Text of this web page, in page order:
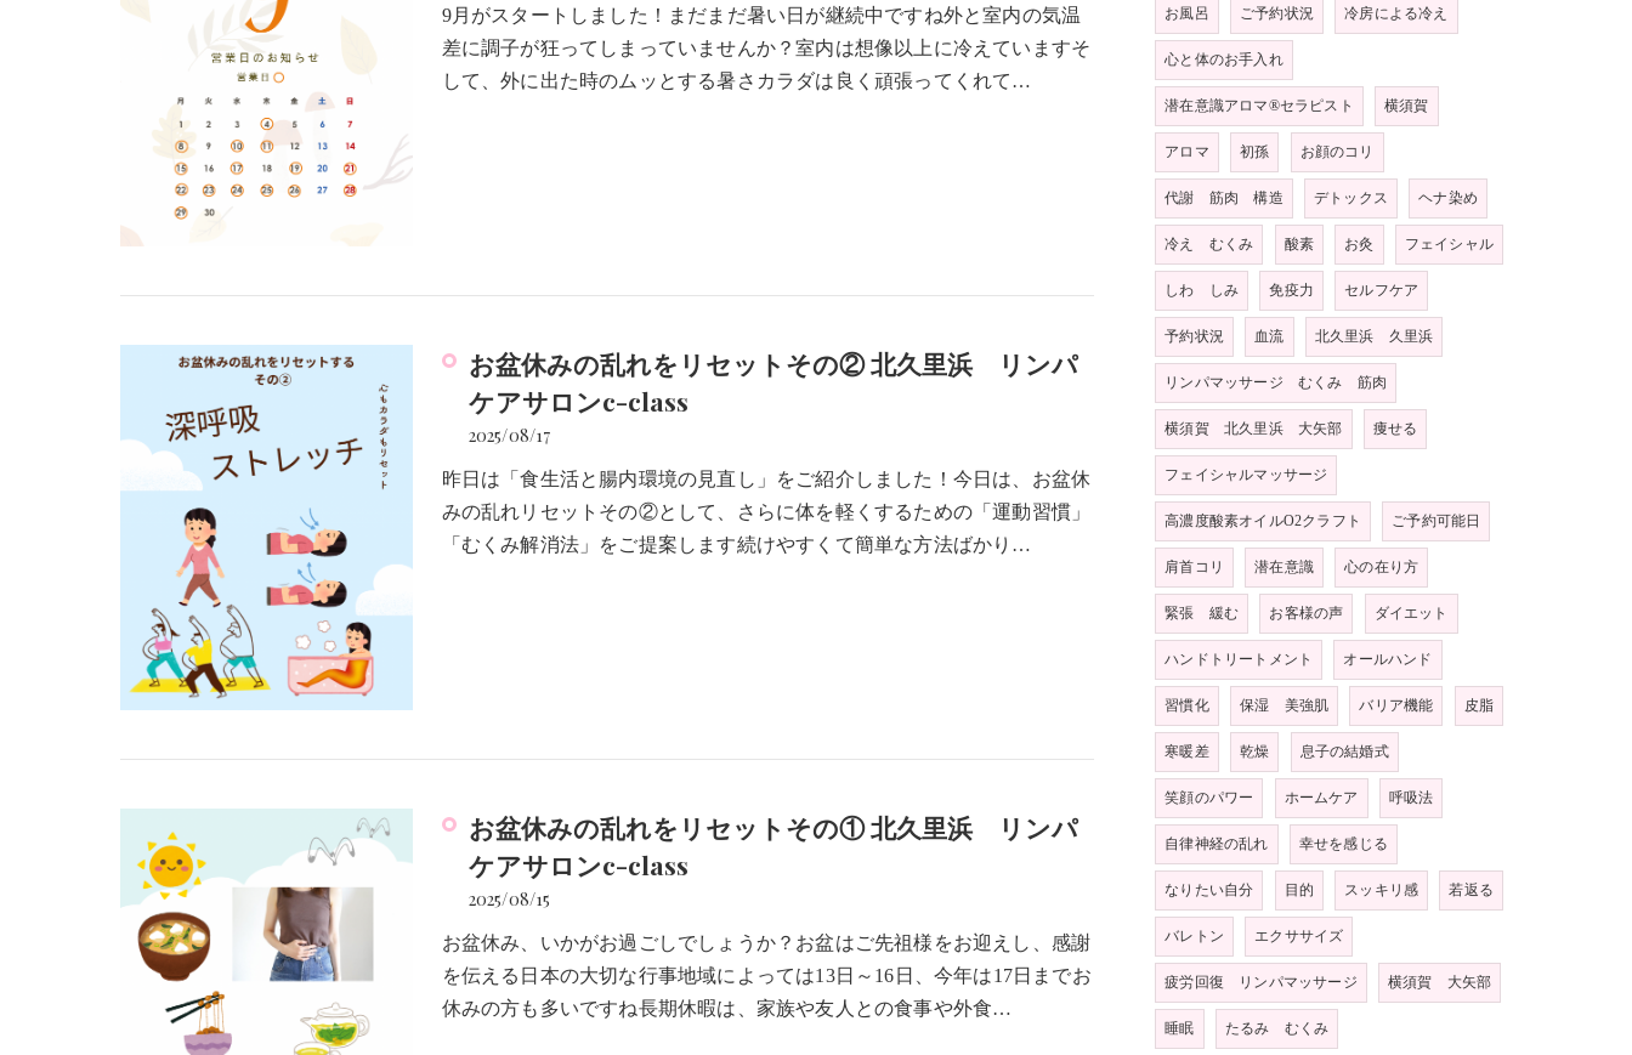
9月がスタートしました！まだまだ暑い日が継続中ですね外と室内の気温
差に調子が狂ってしまっていませんか？室内は想像以上に冷えていますそ
して、外に出た時のムッとする暑さカラダは良く頑張ってくれて…
お盆休みの乱れをリセットその② 北久里浜 リンパ
ケアサロンc-class
2025/08/17
昨日は「食生活と腸内環境の見直し」をご紹介しました！今日は、お盆休
みの乱れリセットその②として、さらに体を軽くするための「運動習慣」
「むくみ解消法」をご提案します続けやすくて簡単な方法ばかり…
お盆休みの乱れをリセットその① 北久里浜 リンパ
ケアサロンc-class
2025/08/15
お盆休み、いかがお過ごしでしょうか？お盆はご先祖様をお迎えし、感謝
を伝える日本の大切な行事地域によっては13日～16日、今年は17日までお
休みの方も多いですね長期休暇は、家族や友人との食事や外食…
お風呂 ご予約状況 冷房による冷え
心と体のお手入れ
潜在意識アロマ®️セラピスト 横須賀
アロマ 初孫 お顔のコリ
代謝 筋肉 構造 デトックス ヘナ染め
冷え むくみ 酸素 お灸 フェイシャル
しわ しみ 免疫力 セルフケア
予約状況 血流 北久里浜 久里浜
リンパマッサージ むくみ 筋肉
横須賀 北久里浜 大矢部 痩せる
フェイシャルマッサージ
高濃度酸素オイルO2クラフト ご予約可能日
肩首コリ 潜在意識 心の在り方
緊張 緩む お客様の声 ダイエット
ハンドトリートメント オールハンド
習慣化 保湿 美強肌 バリア機能 皮脂
寒暖差 乾燥 息子の結婚式
笑顔のパワー ホームケア 呼吸法
自律神経の乱れ 幸せを感じる
なりたい自分 目的 スッキリ感 若返る
バレトン エクササイズ
疲労回復 リンパマッサージ 横須賀 大矢部
睡眠 たるみ むくみ